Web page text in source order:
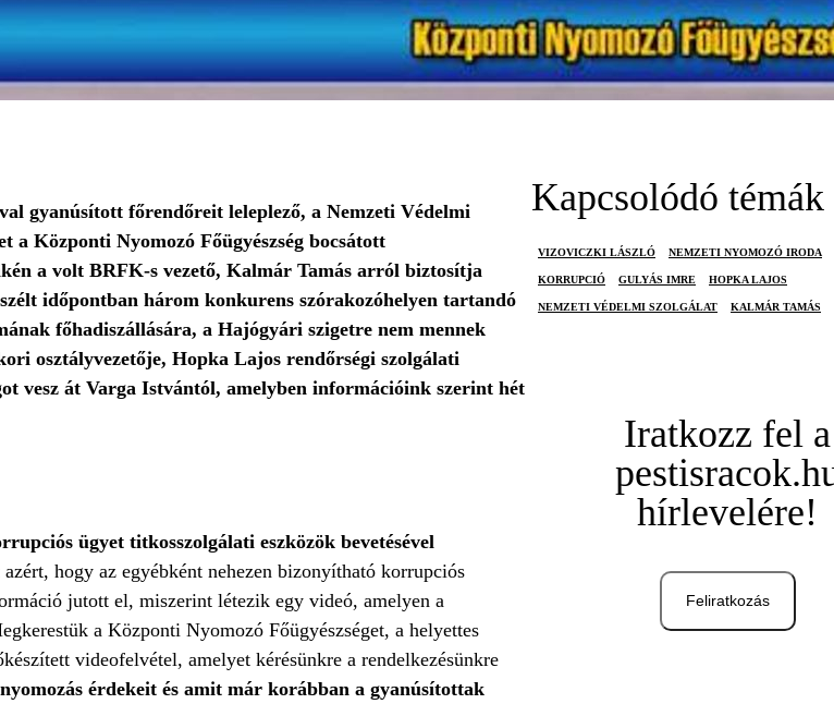
gyanúsított főrendőreit leleplező, a Nemzeti Védelmi
Központi Nyomozó Főügyészség bocsátott
a volt BRFK-s vezető, Kalmár Tamás arról biztosítja
időpontban három konkurens szórakozóhelyen tartandó
főhadiszállására, a Hajógyári szigetre nem mennek
osztályvezetője, Hopka Lajos rendőrségi szolgálati
vesz át Varga Istvántól, amelyben információink szerint hét
ügyet titkosszolgálati eszközök bevetésével
hogy az egyébként nehezen bizonyítható korrupciós
jutott el, miszerint létezik egy videó, amelyen a
a Központi Nyomozó Főügyészséget, a helyettes
videofelvétel, amelyet kérésünkre a rendelkezésünkre
érdekeit és amit már korábban a gyanúsítottak
Kapcsolódó témák
VIZOVICZKI LÁSZLÓ NEMZETI NYOMOZÓ IRODA
KORRUPCIÓ GULYÁS IMRE HOPKA LAJOS
NEMZETI VÉDELMI SZOLGÁLAT KALMÁR TAMÁS
Iratkozz fel a
hírlevelére!
Feliratkozás